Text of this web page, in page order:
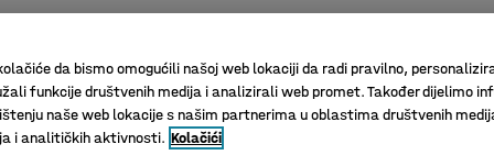
Art. br.:
Komplet
da bismo omogućili našoj web lokaciji da radi pravilno,
funkcije društvenih medija i analizirali web promet. Također dijelimo
naše web lokacije s našim partnerima u oblastima društvenih
i analitičkih aktivnosti. Kolačići